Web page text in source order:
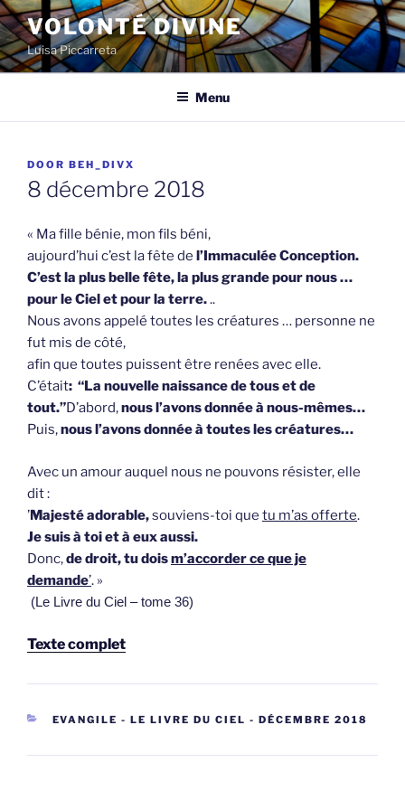
Spring
naar
de
inhoud
VOLONTÉ DIVINE
Luisa Piccarreta
Menu
GEPLAATST
OP
DOOR BEH_DIVX
8 décembre 2018
« Ma fille bénie, mon fils béni,
aujourd’hui c’est la fête de l’Immaculée Conception.
C’est la plus belle fête, la plus grande pour nous …
pour le Ciel et pour la terre...
Nous avons appelé toutes les créatures … personne ne
fut mis de côté,
afin que toutes puissent être renées avec elle.
C’était: “La nouvelle naissance de tous et de
tout.”D’abord,nous l’avons donnée à nous-mêmes…
Puis,nous l’avons donnée à toutes les créatures…
Avec un amour auquel nous ne pouvons résister, elle
dit :
’Majesté adorable,souviens-toi que tu m’as offerte.
Je suis à toi et à eux aussi.
Donc,de droit, tu doism’accorder ce que je
demande’. »
(Le Livre du Ciel – tome 36)
Texte complet
CATEGORIEËN
EVANGILE - LE LIVRE DU CIEL - DÉCEMBRE 2018